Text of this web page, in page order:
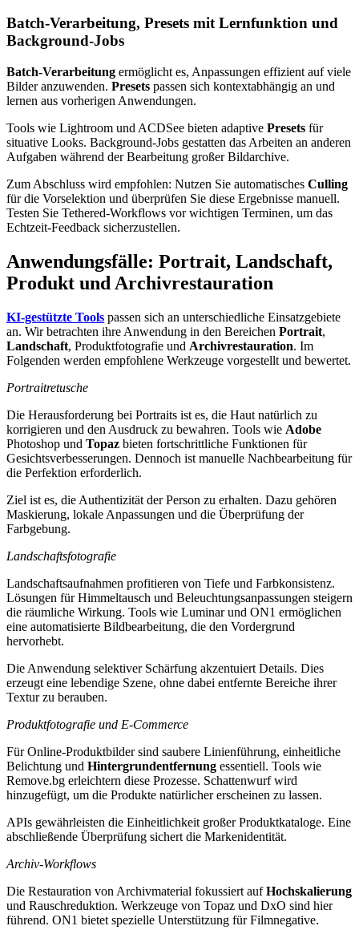
Batch-Verarbeitung, Presets mit Lernfunktion und
Background-Jobs
Batch-Verarbeitung ermöglicht es, Anpassungen effizient auf viele
Bilder anzuwenden. Presets passen sich kontextabhängig an und
lernen aus vorherigen Anwendungen.
Tools wie Lightroom und ACDSee bieten adaptive Presets für
situative Looks. Background-Jobs gestatten das Arbeiten an anderen
Aufgaben während der Bearbeitung großer Bildarchive.
Zum Abschluss wird empfohlen: Nutzen Sie automatisches Culling
für die Vorselektion und überprüfen Sie diese Ergebnisse manuell.
Testen Sie Tethered-Workflows vor wichtigen Terminen, um das
Echtzeit-Feedback sicherzustellen.
Anwendungsfälle: Portrait, Landschaft,
Produkt und Archivrestauration
KI-gestützte Tools passen sich an unterschiedliche Einsatzgebiete
an. Wir betrachten ihre Anwendung in den Bereichen Portrait,
Landschaft, Produktfotografie und Archivrestauration. Im
Folgenden werden empfohlene Werkzeuge vorgestellt und bewertet.
Portraitretusche
Die Herausforderung bei Portraits ist es, die Haut natürlich zu
korrigieren und den Ausdruck zu bewahren. Tools wie Adobe
Photoshop und Topaz bieten fortschrittliche Funktionen für
Gesichtsverbesserungen. Dennoch ist manuelle Nachbearbeitung für
die Perfektion erforderlich.
Ziel ist es, die Authentizität der Person zu erhalten. Dazu gehören
Maskierung, lokale Anpassungen und die Überprüfung der
Farbgebung.
Landschaftsfotografie
Landschaftsaufnahmen profitieren von Tiefe und Farbkonsistenz.
Lösungen für Himmeltausch und Beleuchtungsanpassungen steigern
die räumliche Wirkung. Tools wie Luminar und ON1 ermöglichen
eine automatisierte Bildbearbeitung, die den Vordergrund
hervorhebt.
Die Anwendung selektiver Schärfung akzentuiert Details. Dies
erzeugt eine lebendige Szene, ohne dabei entfernte Bereiche ihrer
Textur zu berauben.
Produktfotografie und E‑Commerce
Für Online-Produktbilder sind saubere Linienführung, einheitliche
Belichtung und Hintergrundentfernung essentiell. Tools wie
Remove.bg erleichtern diese Prozesse. Schattenwurf wird
hinzugefügt, um die Produkte natürlicher erscheinen zu lassen.
APIs gewährleisten die Einheitlichkeit großer Produktkataloge. Eine
abschließende Überprüfung sichert die Markenidentität.
Archiv-Workflows
Die Restauration von Archivmaterial fokussiert aufHochskalierung
und Rauschreduktion. Werkzeuge von Topaz und DxO sind hier
führend. ON1 bietet spezielle Unterstützung für Filmnegative.